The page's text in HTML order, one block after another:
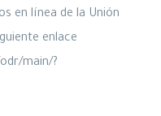
en línea de la Unión
enlace
main/?